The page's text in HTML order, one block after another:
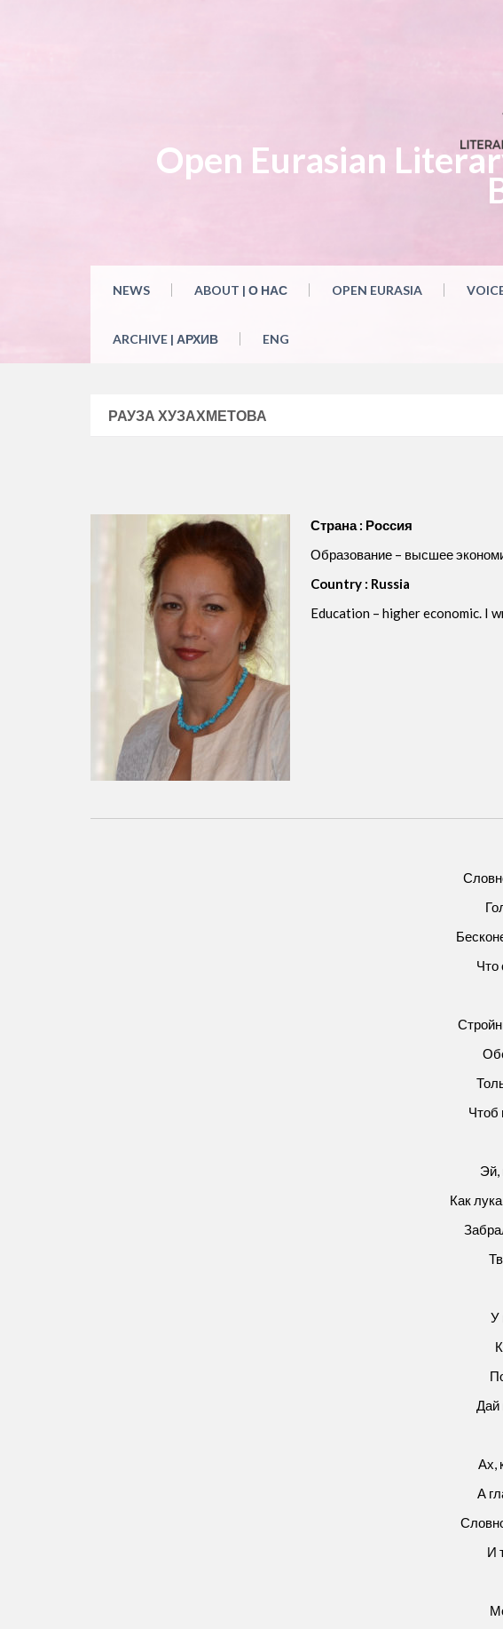
Open Eurasian
NEWS ABOUT | О НАС OPEN EURASIA
ARCHIVE | АРХИВ ENG
РАУЗА ХУЗАХМЕТОВА
Страна : Россия
Образование – высшее
Country : Russia
Education – higher economic. I
Что
Чтоб
Эй,
Как
У
Дай
Ах,
А
И